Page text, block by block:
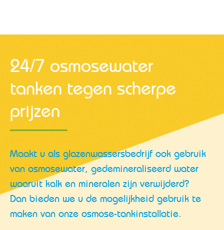
24/7 osmosewater
tanken tegen scherpe
prijzen
Maakt u als glazenwassersbedrijf ook gebruik
van osmosewater, gedemineraliseerd water
waaruit kalk en mineralen zijn verwijderd?
Dan bieden we u de mogelijkheid gebruik te
maken van onze osmose-tankinstallatie.